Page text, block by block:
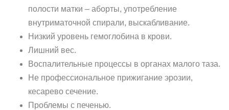
полости матки – аборты, употребление
внутриматочной спирали, выскабливание.
Низкий уровень гемоглобина в крови.
Лишний вес.
Воспалительные процессы в органах малого таза.
Не профессиональное прижигание эрозии,
кесарево сечение.
Проблемы с печенью.